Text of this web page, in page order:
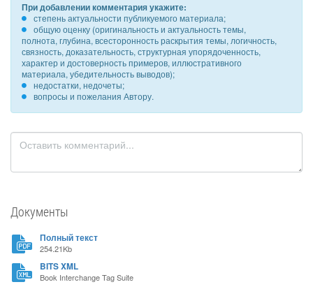
При добавлении комментария укажите:
степень актуальности публикуемого материала;
общую оценку (оригинальность и актуальность темы,
полнота, глубина, всесторонность раскрытия темы, логичность,
связность, доказательность, структурная упорядоченность,
характер и достоверность примеров, иллюстративного
материала, убедительность выводов);
недостатки, недочеты;
вопросы и пожелания Автору.
Документы
Полный текст
254.21Kb
BITS XML
Book Interchange Tag Suite